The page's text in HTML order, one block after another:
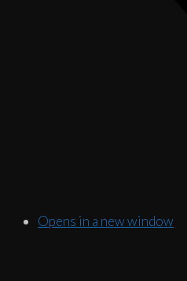
Opens in a new window